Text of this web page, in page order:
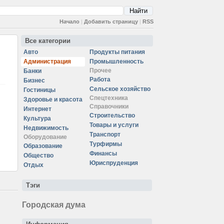
Начало | Добавить страницу | RSS
Все категории
Авто
Администрация
Банки
Бизнес
Гостиницы
Здоровье и красота
Интернет
Культура
Недвижимость
Оборудование
Образование
Общество
Отдых
Продукты питания
Промышленность
Прочее
Работа
Сельское хозяйство
Спецтехника
Справочники
Строительство
Товары и услуги
Транспорт
Турфирмы
Финансы
Юриспруденция
Тэги
Городская дума